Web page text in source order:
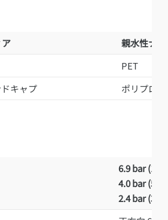
親水性ナ
PET
キャプ
ポリプロ
6.9 bar (100
4.0 bar (58
2.4 bar (35